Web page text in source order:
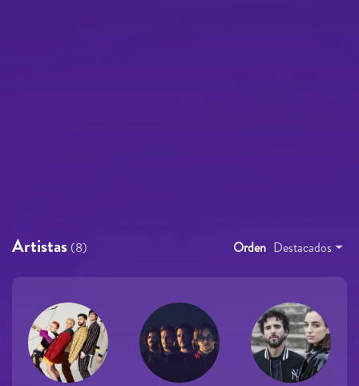
Artistas (8) Orden Destacados